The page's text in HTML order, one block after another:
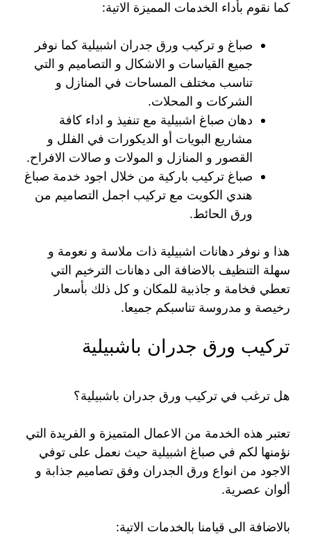
كما نقوم بأداء الخدمات المميزة الاتية:
صباغ و تركيب ورق جدران اشبيلية كما نوفر
جميع القياسات و الاشكال و التصاميم و التي
تناسب مختلف المساحات في المنازل و
الشركات و المحلات.
دهان صباغ اشبيلية مع تنفيذ و اداء كافة
مشاريع البويات أو الديكورات في الفلل و
القصور و المنازل و المولات و صالات الافراح.
صباغ تركيب باركية من خلال اجود خدمة صباغ
هندي الكويت مع تركيب اجمل التصاميم من
ورق الحائط.
هذا و نوفر دهانات اشبيلية ذات ملاسة و نعومة و
سهلة التنظيف بالاضافة الى دهانات الترخيم التي
تعطي فخامة و جاذبية للمكان و كل ذلك بأسعار
رخيصة و مدروسة تناسبكم جميعا.
تركيب ورق جدران باشبيلية
هل ترغب في تركيب ورق جدران باشبيلية؟
تعتبر هذه الخدمة من الاعمال المتميزة و الفريدة التي
نؤمنها لكم في صباغ اشبيلية حيث نعمل على توفي
الاجود من انواع ورق الجدران وفق تصاميم جذابة و
ألوان عصرية.
بالاضافة الى قيامنا بالخدمات الاتية: